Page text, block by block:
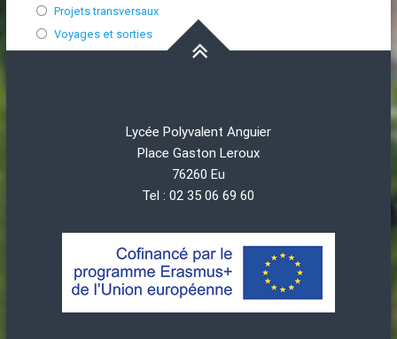
Projets transversaux
Voyages et sorties
Lycée Polyvalent Anguier
Place Gaston Leroux
76260 Eu
Tel : 02 35 06 69 60